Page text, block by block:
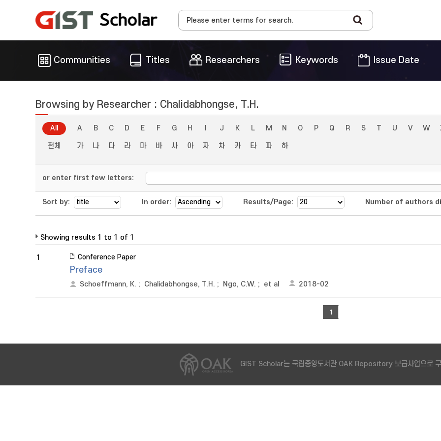
Communities Titles Researchers Keywords Issue Date
Browsing by Researcher : Chalidabhongse, T.H.
All A B C D E F G H J K L M N O P Q R S T U V W
전체 가 나 다 라 마 바 사 아 자 차 카 타 파 하
or enter first few letters:
Sort by: In order: Results/Page: Number of authors
Showing results 1 to 1 of 1
1 Conference Paper
Preface
Schoeffmann, K. ; Chalidabhongse, T.H. ; Ngo, C.W. ; et al 2018-02
1
GIST Scholar는 국립중앙도서관 OAK Repository 보급사업으로